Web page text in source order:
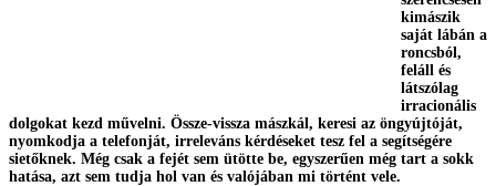
kimászik
saját lábán a
roncsból,
feláll és
látszólag
irracionális
dolgokat kezd művelni. Össze-vissza mászkál, keresi az öngyújtóját,
nyomkodja a telefonját, irreleváns kérdéseket tesz fel a segítségére
sietőknek. Még csak a fejét sem ütötte be, egyszerűen még tart a sokk
hatása, azt sem tudja hol van és valójában mi történt vele.